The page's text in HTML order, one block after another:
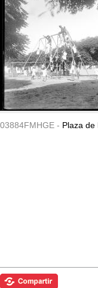
03884FMHGE - Plaza de